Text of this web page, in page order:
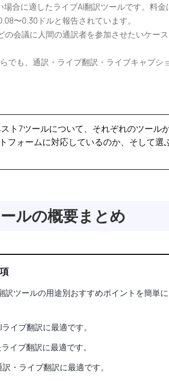
合に適したライブAI翻訳ツールです。料
〜0.30ドルと報告されています。
会議に人間の通訳者を参加させたいケー
も、通訳・ライブ翻訳・ライブキャプシ
ト7ツールについて、それぞれのツール
フォームに対応しているのか、そして選
ルの概要まとめ
ツールの用途別おすすめポイントを簡単
イブ翻訳に最適です。
イブ翻訳に最適です。
・ライブ翻訳に最適です。